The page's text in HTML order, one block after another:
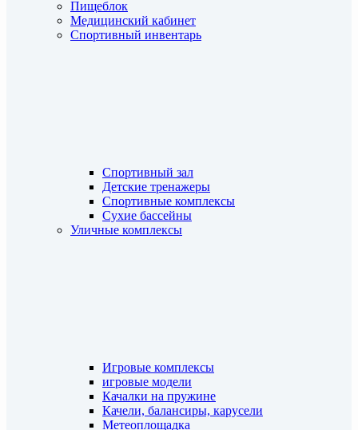
Пищеблок
Медицинский кабинет
Спортивный инвентарь
Спортивный зал
Детские тренажеры
Спортивные комплексы
Сухие бассейны
Уличные комплексы
Игровые комплексы
игровые модели
Качалки на пружине
Качели, балансиры, карусели
Метеоплощадка